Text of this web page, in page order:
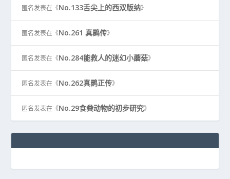
匿名发表在《No.133舌尖上的西双版纳》
匿名发表在《No.261 真鹮传》
匿名发表在《No.284能救人的迷幻小蘑菇》
匿名发表在《No.262真鹮正传》
匿名发表在《No.29食粪动物的初步研究》